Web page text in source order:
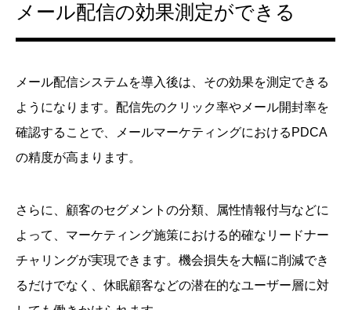
メール配信の効果測定ができる
メール配信システムを導入後は、その効果を測定できる
ようになります。配信先のクリック率やメール開封率を
確認することで、メールマーケティングにおけるPDCA
の精度が高まります。
さらに、顧客のセグメントの分類、属性情報付与などに
よって、マーケティング施策における的確なリードナー
チャリングが実現できます。機会損失を大幅に削減でき
るだけでなく、休眠顧客などの潜在的なユーザー層に対